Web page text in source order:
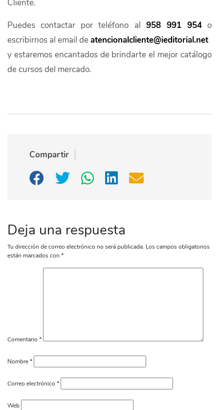
Cliente.
Puedes contactar por teléfono al 958 991 954o
escribirnos al email deatencionalcliente@ieditorial.net
y estaremos encantados de brindarte el mejor catálogo
de cursos del mercado.
Compartir
Deja una respuesta
Tu dirección de correo electrónico no será publicada. Los campos obligatorios
están marcados con *
Comentario *
Nombre*
Correo electrónico *
Web